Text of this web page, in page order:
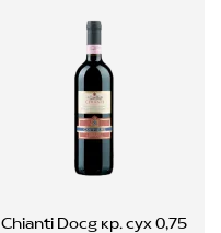
Chianti Docg кр. сух 0,75